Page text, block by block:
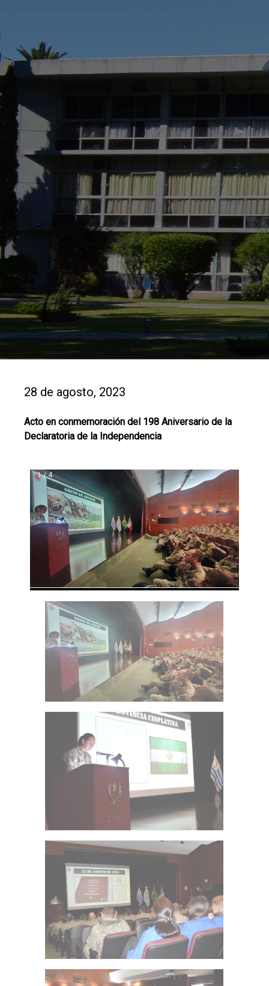
28 de agosto, 2023
Acto en conmemoración del 198 Aniversario de la
Declaratoria de la Independencia
1 / 4
❮ ❯